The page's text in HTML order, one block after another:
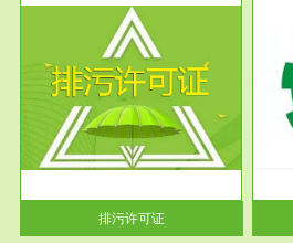
排污许可证
服务范围
应急预案
根据《中华人民共和国环境保护
法》第十九条 企业事业单位应
当按照...